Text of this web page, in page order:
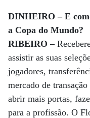
DINHEIRO – E
a Copa do Mundo?
RIBEIRO –
assistir as suas
jogadores,
mercado de
abrir mais portas,
para a profissão. O